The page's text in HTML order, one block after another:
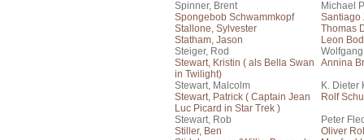
Spinner, Brent
Michael
Spongebob Schwammkopf
Santiago
Stallone, Sylvester
Thomas
Statham, Jason
Leon
Steiger, Rod
Stewart, Kristin ( als Bella Swan
in Twilight)
Annina
Stewart, Malcolm
K. Dieter
Stewart, Patrick ( Captain Jean
Luc Picard in Star Trek )
Rolf
Stewart, Rob
Peter
Stiller, Ben
Oliver